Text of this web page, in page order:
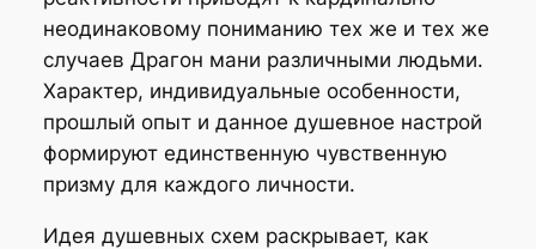
неодинаковому пониманию тех же и тех же
случаев Драгон мани различными людьми.
Характер, индивидуальные особенности,
прошлый опыт и данное душевное настрой
формируют единственную чувственную
призму для каждого личности.
Идея душевных схем раскрывает, как